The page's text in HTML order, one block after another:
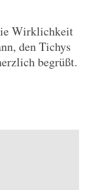
Wirklichkeit
den Tichys
begrüßt.